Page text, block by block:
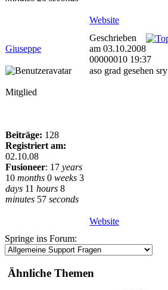
Website
Giuseppe
Geschrieben
am 03.10.2008
00000010 19:37
Mitglied
Beiträge: 128
Registriert am:
02.10.08
Fusioneer: 17 years
10 months 0 weeks 3
days 11 hours 8
minutes 57 seconds
aso grad gesehen sry
Website
Springe ins Forum:
Ähnliche Themen